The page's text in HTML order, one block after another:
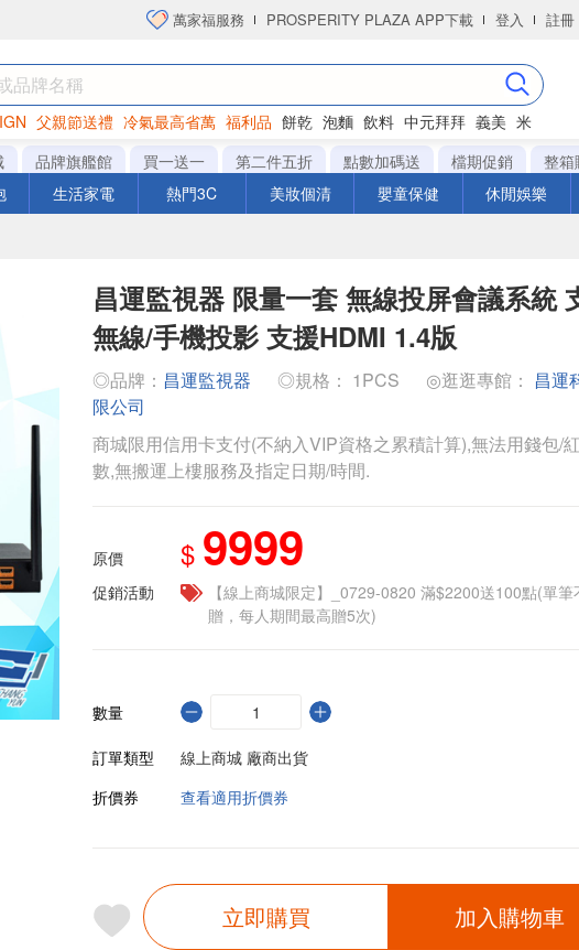
萬家福服務 PROSPERITY PLAZA APP下載 登入 註冊
父親節送禮 冷氣最高省萬 福利品 餅乾 泡麵 飲料 中元拜拜 義美 米
洋芋片
品牌旗艦館 買一送一 第二件五折 點數加碼送 檔期促銷 整箱
生活家電 熱門3C 美妝個清 嬰童保健 休閒娛樂
昌運監視器 限量一套 無線投屏會議系統
無線/手機投影 支援HDMI 1.4版
◎品牌： 昌運監視器 ◎規格： 1PCS ◎逛逛專館： 昌運
限公司
商城限用信用卡支付(不納入VIP資格之累積計算),無法用錢包/
數,無搬運上樓服務及指定日期/時間.
原價 $ 9999
促銷活動
【線上商城限定】_0729-0820 滿$2200送100點(單筆
贈，每人期間最高贈5次)
數量
訂單類型
線上商城 廠商出貨
折價券
查看適用折價券
立即購買 加入購物車